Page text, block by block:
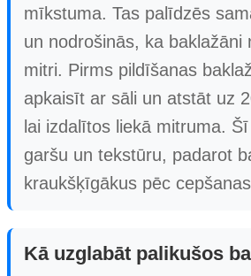
mīkstuma. Tas palīdzēs
un nodrošinās, ka baklažāni
mitri. Pirms pildīšanas
apkaisīt ar sāli un atstāt uz
lai izdalītos liekā mitruma.
garšu un tekstūru, padarot
kraukšķīgākus pēc
Kā uzglabāt palikušos